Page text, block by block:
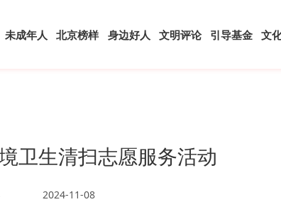
未成年人 北京榜样 身边好人 文明评论 引导基金 文
卫生清扫志愿服务活动
2024-11-08